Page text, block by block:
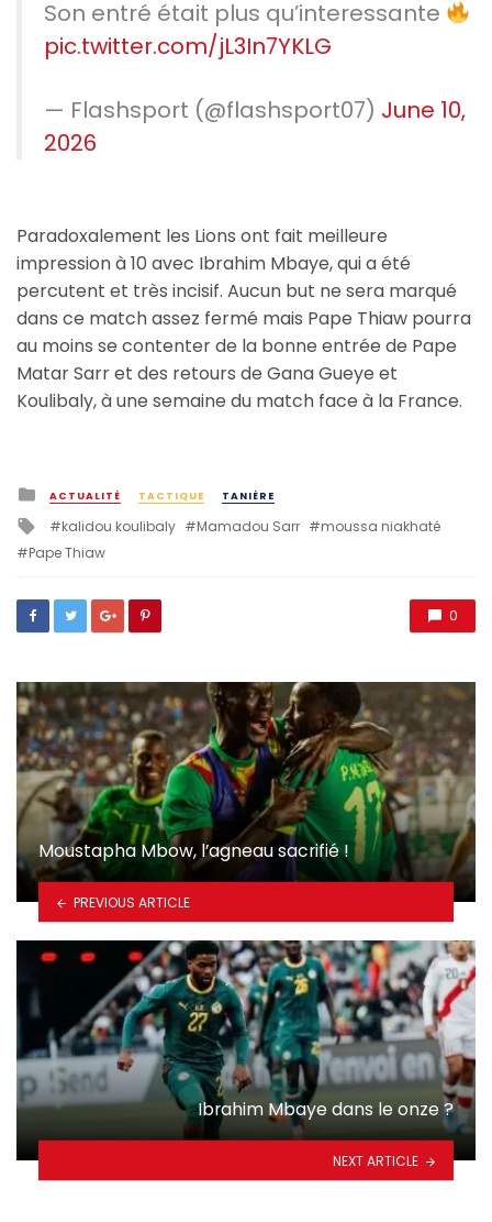
Son entré était plus qu’interessante
pic.twitter.com/jL3In7YKLG
— Flashsport (@flashsport07) June 10,
2026
Paradoxalement les Lions ont fait meilleure
impression à 10 avec Ibrahim Mbaye, qui a été
percutent et très incisif. Aucun but ne sera marqué
dans ce match assez fermé mais Pape Thiaw pourra
au moins se contenter de la bonne entrée de Pape
Matar Sarr et des retours de Gana Gueye et
Koulibaly, à une semaine du match face à la France.
Posted
in
ACTUALITÉ TACTIQUE TANIÈRE
Tagged
with
kalidou koulibaly Mamadou Sarr
moussa niakhaté
Pape Thiaw
0
Moustapha Mbow, l’agneau sacrifié !
PREVIOUS ARTICLE
Ibrahim Mbaye dans le onze ?
NEXT ARTICLE